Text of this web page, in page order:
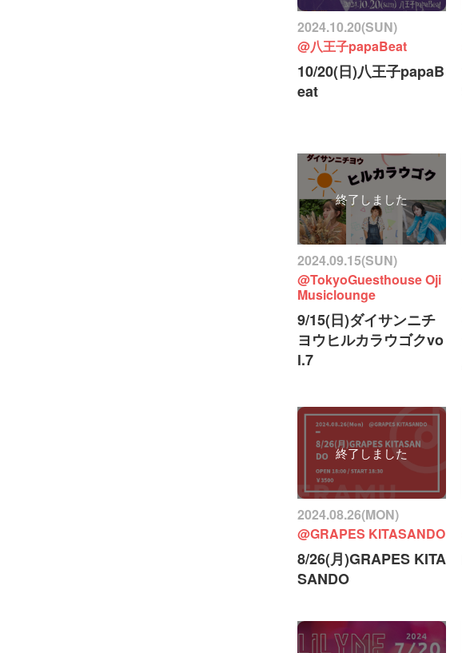
2024.10.20(SUN)
@八王子papaBeat
10/20(日)八王子papaB
eat
終了しました
2024.09.15(SUN)
@TokyoGuesthouse Oji
Musiclounge
9/15(日)ダイサンニチ
ヨウヒルカラウゴクvo
l.7
終了しました
2024.08.26(MON)
@GRAPES KITASANDO
8/26(月)GRAPES KITA
SANDO